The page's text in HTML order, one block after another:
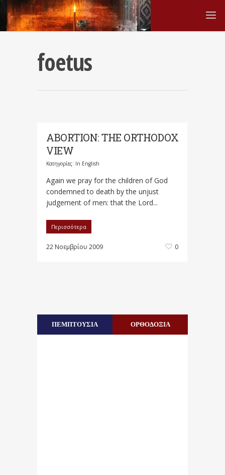
foetus
ABORTION: THE ORTHODOX
VIEW
Κατηγορίες: In English
Again we pray for the children of God
condemned to death by the unjust
judgement of men: that the Lord...
Περισσότερα
22 Νοεμβρίου 2009 0
ΠΕΜΠΤΟΥΣΙΑ ΟΡΘΟΔΟΞΙΑ